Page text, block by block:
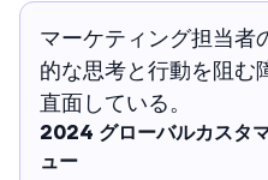
マーケティング担当者
的な思考と行動を阻む
直面している。
2024 グローバルカスタ
ュー